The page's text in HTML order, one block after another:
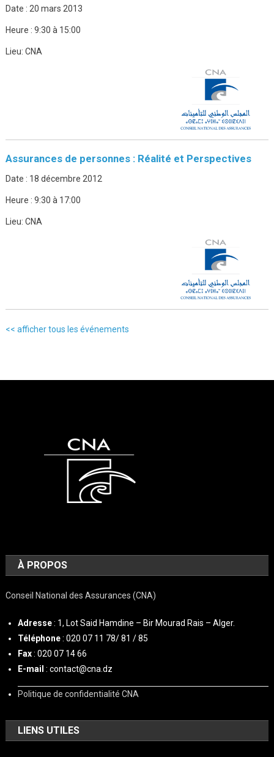
Date : 20 mars 2013
Heure : 9:30 à 15:00
Lieu: CNA
Assurances de personnes : Réalité et Perspectives
Date : 18 décembre 2012
Heure : 9:30 à 17:00
Lieu: CNA
<< afficher tous les événements
À PROPOS
Conseil National des Assurances (CNA)
Adresse: 1, Lot Said Hamdine – Bir Mourad Rais – Alger.
Téléphone: 020 07 11 78/ 81 / 85
Fax: 020 07 14 66
E-mail : contact@cna.dz
Politique de confidentialité CNA
LIENS UTILES